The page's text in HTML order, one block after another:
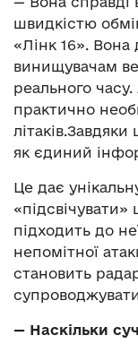
швидкістю
«Лінк 16». Вона
винищувачам
реального
практично
як єдиний
Це дає
підходить до
непомітної
становить
— Наскільки